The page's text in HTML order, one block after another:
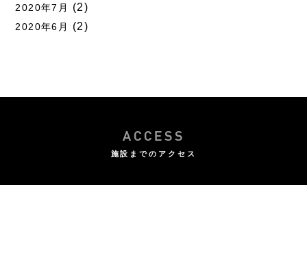
2020年7月 (2)
2020年6月 (2)
ACCESS
施設までのアクセス